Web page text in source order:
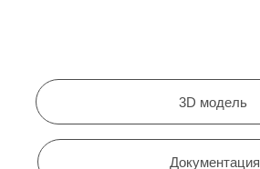
3D модель
Документация